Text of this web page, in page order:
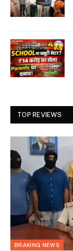
TOP REVIEWS
BRAKING NEWS